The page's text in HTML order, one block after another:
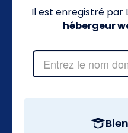
Il est enregistré par
hébergeur